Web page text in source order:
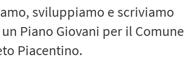
sviluppiamo e scriviamo
Piano Giovani per il
Piacentino.